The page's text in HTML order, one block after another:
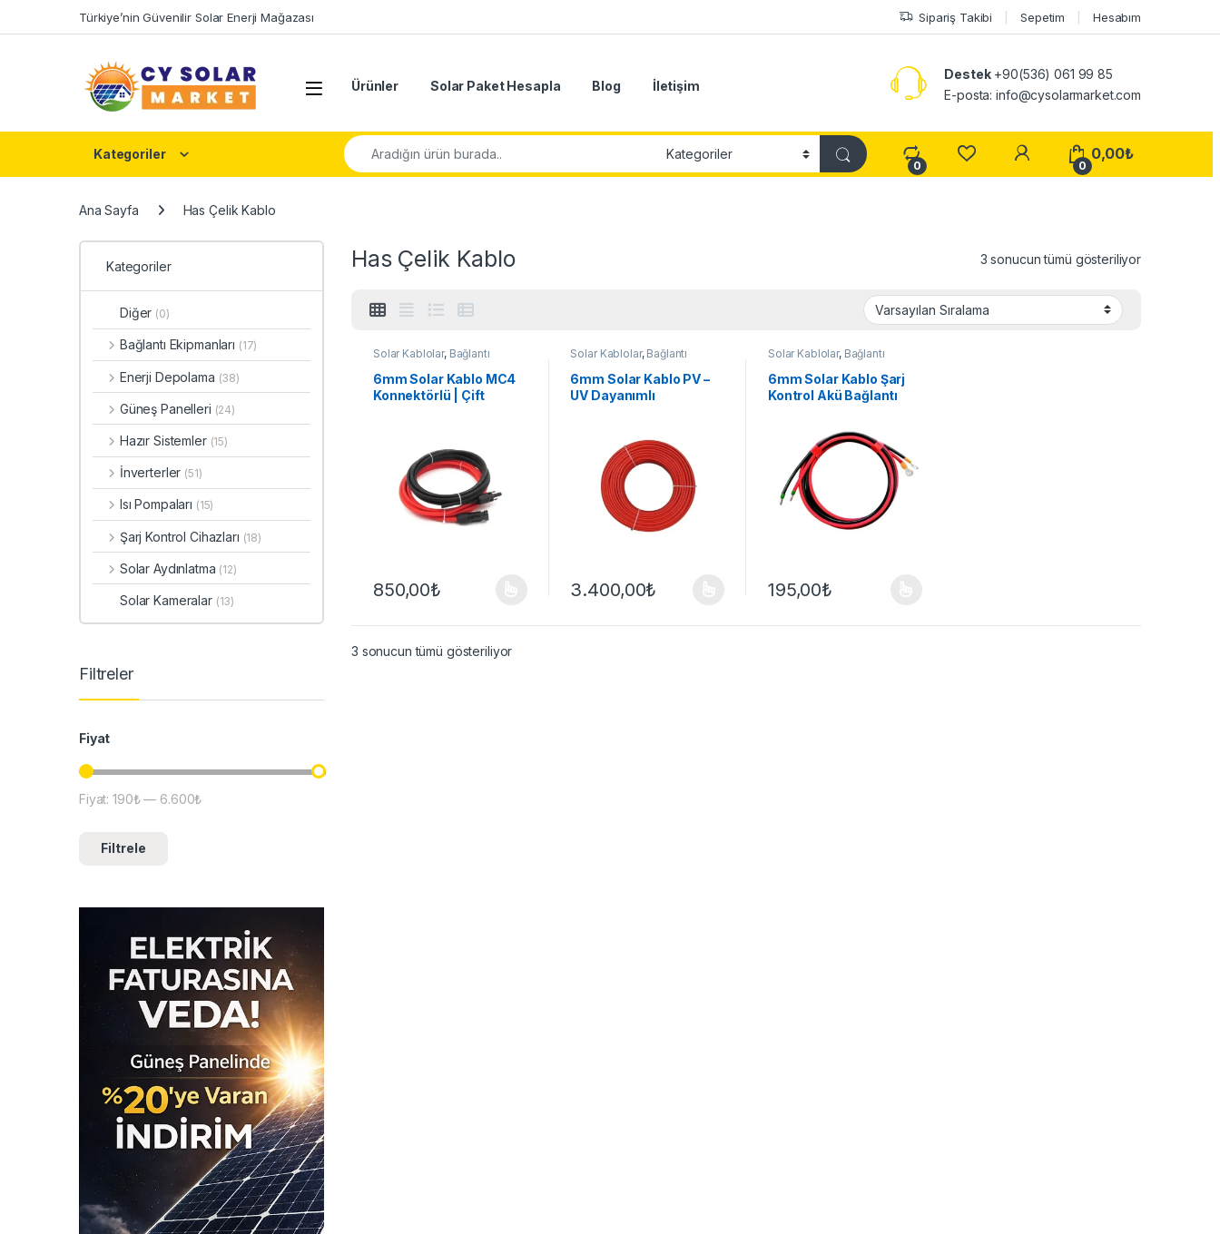
Türkiye’nin Güvenilir Solar Enerji Mağazası Sipariş Takibi Sepetim Hesabım
Open Ürünler Solar Paket Hesapla Blog İletişim
Destek+90(536) 061 99 85
E-posta: info@cysolarmarket.com
Kategoriler
Şunu ara:
0
My Account
0
0,00₺
Ana Sayfa Has Çelik Kablo
Has Çelik Kablo 3 sonucun tümü gösteriliyor
Solar Kablolar, Bağlantı
6mm Solar Kablo MC4
Konnektörlü | Çift
850,00₺
Bu ürünün birden fazla varyasyonu var. Seçenekler ürün sayfasından seçilebilir
Solar Kablolar, Bağlantı
6mm Solar Kablo PV –
UV Dayanımlı
3.400,00₺
Bu ürünün birden fazla varyasyonu var. Seçenekler ürün sayfasından seçilebilir
Solar Kablolar, Bağlantı
6mm Solar Kablo Şarj
Kontrol Akü Bağlantı
195,00₺
Bu ürünün birden fazla varyasyonu var. Seçenekler ürün sayfasından
3 sonucun tümü gösteriliyor
Kategoriler
Diğer (0)
Bağlantı Ekipmanları (17)
Enerji Depolama (38)
Güneş Panelleri (24)
Hazır Sistemler (15)
İnverterler (51)
Isı Pompaları (15)
Şarj Kontrol Cihazları (18)
Solar Aydınlatma (12)
Solar Kameralar (13)
Filtreler
Fiyat
En düşük fiyat
En yüksek fiyat
Filtrele
Fiyat:190₺— 6.600₺